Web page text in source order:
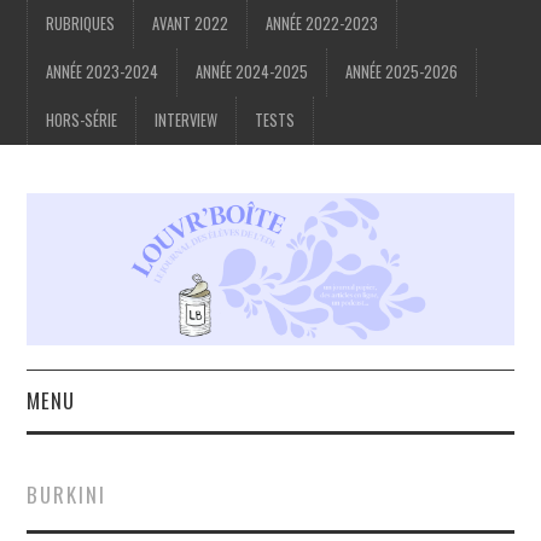
RUBRIQUES AVANT 2022 ANNÉE 2022-2023
ANNÉE 2023-2024 ANNÉE 2024-2025 ANNÉE 2025-2026
HORS-SÉRIE INTERVIEW TESTS
MENU
BURKINI